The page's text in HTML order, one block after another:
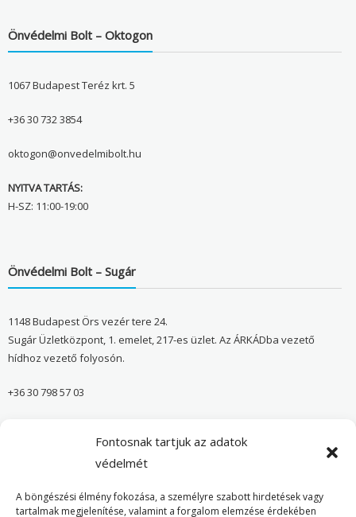
Fontosnak tartjuk az adatok
védelmét
A böngészési élmény fokozása, a személyre szabott hirdetések vagy
tartalmak megjelenítése, valamint a forgalom elemzése érdekében
Önvédelmi Bolt – Oktogon
1067 Budapest Teréz krt. 5
+36 30 732 3854
oktogon@onvedelmibolt.hu
NYITVA TARTÁS:
H-SZ: 11:00-19:00
Önvédelmi Bolt – Sugár
1148 Budapest Örs vezér tere 24.
Sugár Üzletközpont, 1. emelet, 217-es üzlet. Az ÁRKÁDba vezető
hídhoz vezető folyosón.
+36 30 798 57 03